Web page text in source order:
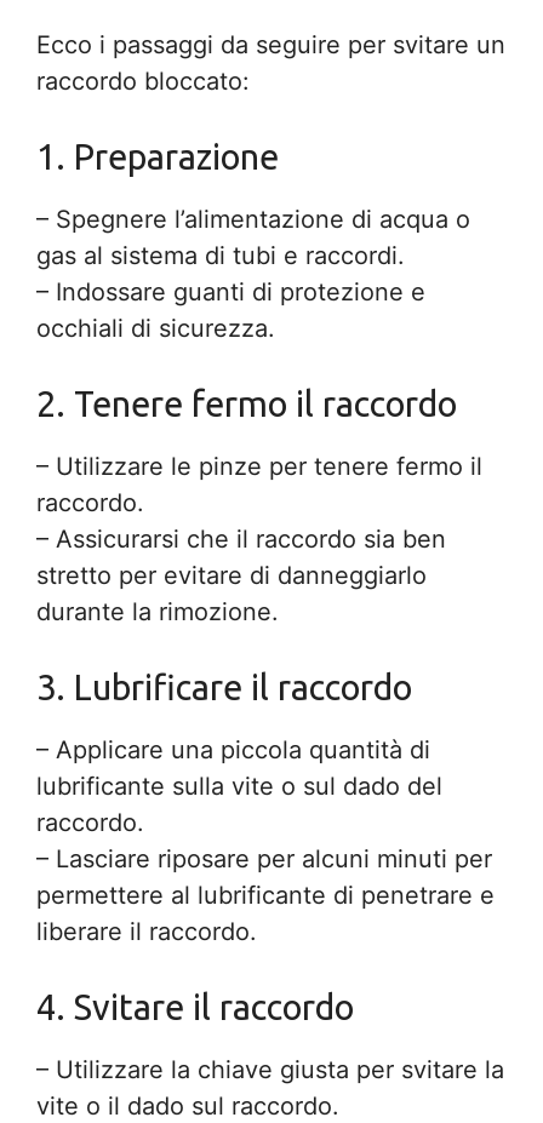
Ecco i passaggi da seguire per svitare un
raccordo bloccato:
1. Preparazione
– Spegnere l’alimentazione di acqua o
gas al sistema di tubi e raccordi.
– Indossare guanti di protezione e
occhiali di sicurezza.
2. Tenere fermo il raccordo
– Utilizzare le pinze per tenere fermo il
raccordo.
– Assicurarsi che il raccordo sia ben
stretto per evitare di danneggiarlo
durante la rimozione.
3. Lubrificare il raccordo
– Applicare una piccola quantità di
lubrificante sulla vite o sul dado del
raccordo.
– Lasciare riposare per alcuni minuti per
permettere al lubrificante di penetrare e
liberare il raccordo.
4. Svitare il raccordo
– Utilizzare la chiave giusta per svitare la
vite o il dado sul raccordo.